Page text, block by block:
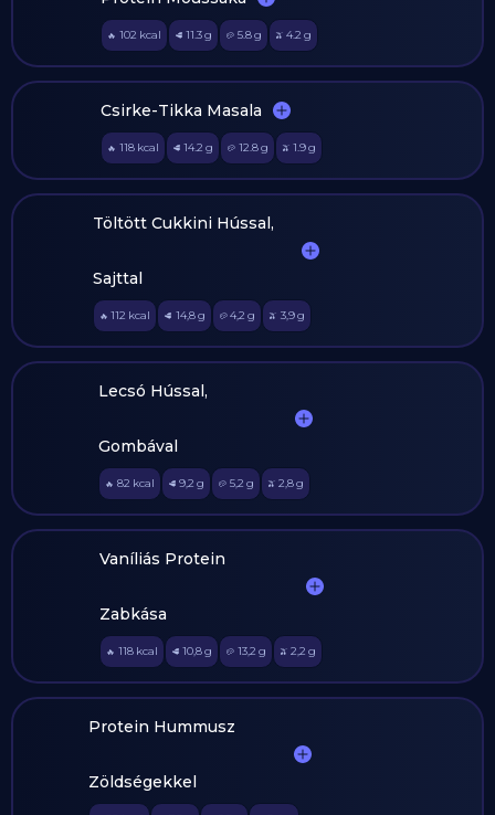
🔥 102 kcal 🥩 11.3g 🥔 5.8g 🫒 4.2 g
Csirke-Tikka Masala
🔥 118 kcal 🥩 14.2 g 🥔 12.8g 🫒 1.9g
Töltött Cukkini Hússal,
Sajttal
🔥 112 kcal 🥩 14,8g 🥔 4,2 g 🫒 3,9g
Lecsó Hússal,
Gombával
🔥 82 kcal 🥩 9,2 g 🥔 5,2 g 🫒 2,8g
Vaníliás Protein
Zabkása
🔥 118 kcal 🥩 10,8g 🥔 13,2 g 🫒 2,2 g
Protein Hummusz
Zöldségekkel